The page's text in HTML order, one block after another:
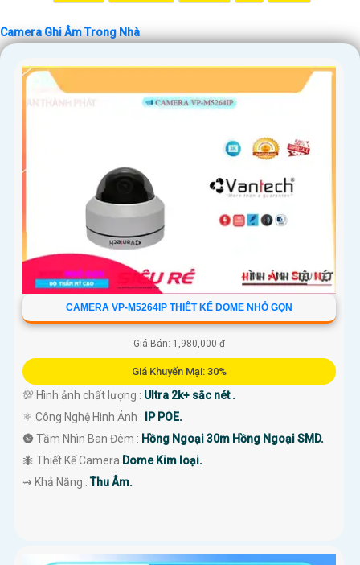
'Camera Ghi Âm Trong Nhà
CAMERA VP-M5264IP THIÊT KẾ DOME NHỎ GỌN
Giá Bán: 1,980,000 ₫
Giá Khuyến Mại: 30%
💯 Hình ảnh chất lượng : Ultra 2k+ sắc nét .
⚛️ Công Nghệ Hình Ảnh :
IP POE.
🌚 Tầm Nhìn Ban Đêm : Hồng Ngoại 30m Hồng Ngoại SMD.
🐜 Thiết Kế Camera Dome Kim loại.
️⇝ Khả Năng :Thu Âm.